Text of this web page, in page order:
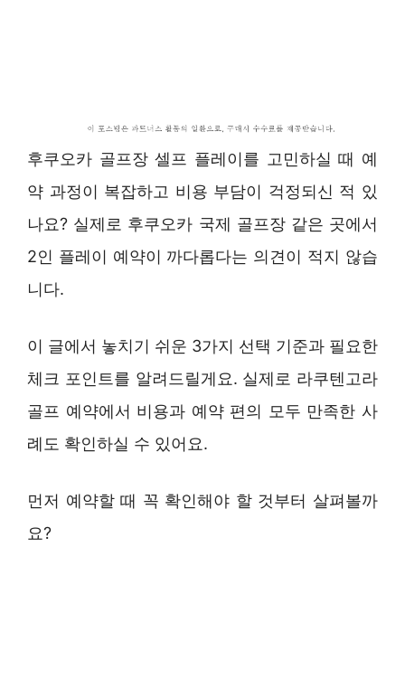
후쿠오카 골프장 셀프 플레이를 고민하실 때 예
약 과정이 복잡하고 비용 부담이 걱정되신 적 있
나요? 실제로 후쿠오카 국제 골프장 같은 곳에서
2인 플레이 예약이 까다롭다는 의견이 적지 않습
니다.
이 글에서 놓치기 쉬운 3가지 선택 기준과 필요한
체크 포인트를 알려드릴게요. 실제로 라쿠텐고라
골프 예약에서 비용과 예약 편의 모두 만족한 사
례도 확인하실 수 있어요.
먼저 예약할 때 꼭 확인해야 할 것부터 살펴볼까
요?